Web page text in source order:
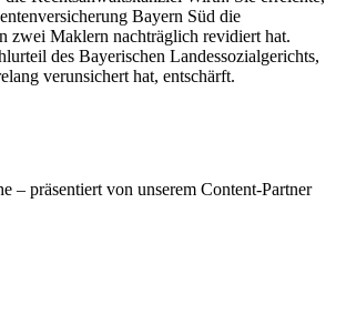
Bayern Süd die
zwei Maklern nachträglich revidiert hat.
des Bayerischen Landessozialgerichts,
verunsichert hat, entschärft.
– präsentiert von unserem Content-Partner